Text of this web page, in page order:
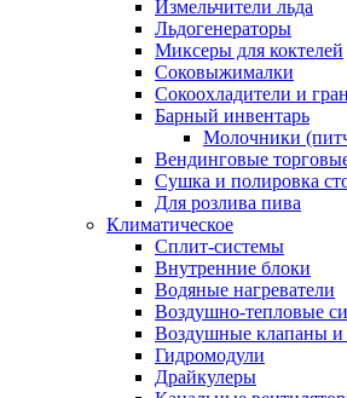
Измельчители льда
Льдогенераторы
Миксеры для коктелей
Соковыжималки
Сокоохладители и
Барный инвентарь
Молочники
Вендинговые
Сушка и полировка
Для розлива пива
Климатическое
Сплит-системы
Внутренние блоки
Водяные нагреватели
Воздушно-тепловые
Воздушные клапаны и
Гидромодули
Драйкулеры